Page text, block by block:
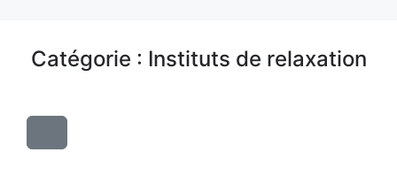
Catégorie : Instituts de relaxation